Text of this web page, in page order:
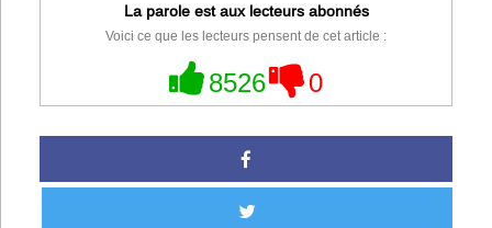
La parole est aux lecteurs abonnés
Voici ce que les lecteurs pensent de cet article :
8526 0